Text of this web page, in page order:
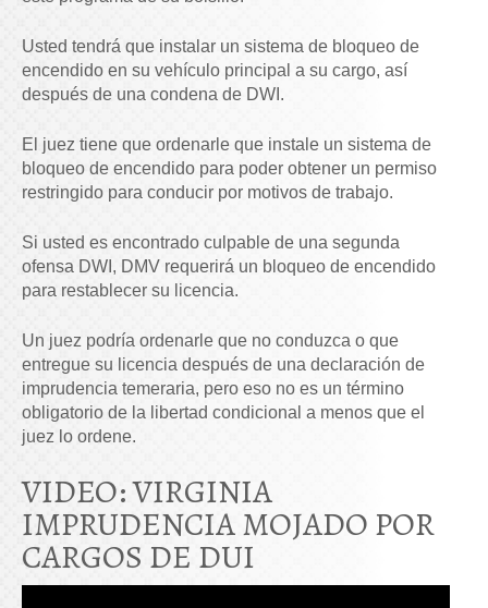
Usted tendrá que instalar un sistema de bloqueo de
encendido en su vehículo principal a su cargo, así
después de una condena de DWI.
El juez tiene que ordenarle que instale un sistema de
bloqueo de encendido para poder obtener un permiso
restringido para conducir por motivos de trabajo.
Si usted es encontrado culpable de una segunda
ofensa DWI, DMV requerirá un bloqueo de encendido
para restablecer su licencia.
Un juez podría ordenarle que no conduzca o que
entregue su licencia después de una declaración de
imprudencia temeraria, pero eso no es un término
obligatorio de la libertad condicional a menos que el
juez lo ordene.
VIDEO: VIRGINIA
IMPRUDENCIA MOJADO POR
CARGOS DE DUI